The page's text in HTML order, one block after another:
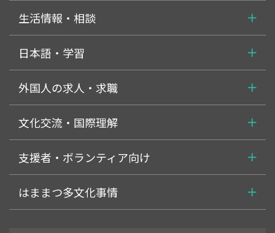
生活情報・相談
日本語・学習
外国人の求人・求職
文化交流・国際理解
支援者・ボランティア向け
はままつ多文化事情